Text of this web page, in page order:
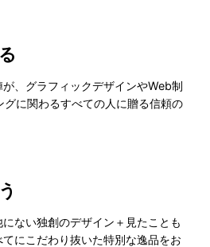
、グラフィックデザインやWeb制
に関わるすべての人に贈る信頼の
ない独創のデザイン＋見たことも
にこだわり抜いた特別な逸品をお